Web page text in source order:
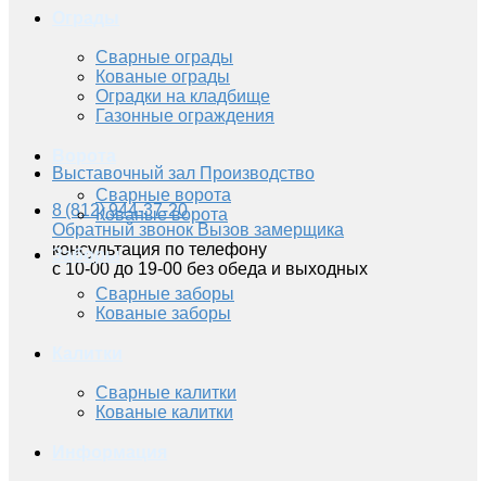
Выставочный зал Производство
8 (812) 944-37-20
Обратный звонок Вызов замерщика
консультация по телефону
с 10-00 до 19-00 без обеда и выходных
Сварные ограды
Кованые ограды
Оградки на кладбище
Газонные ограждения
Сварные ворота
Кованые ворота
Заборы
Сварные заборы
Кованые заборы
Сварные калитки
Кованые калитки